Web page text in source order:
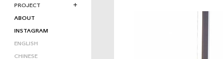
PROJECT
ABOUT
INSTAGRAM
ENGLISH
CHINESE